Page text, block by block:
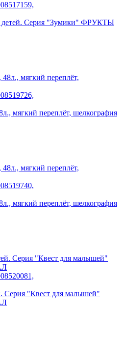
детей. Серия "Зумики" ФРУКТЫ
мягкий переплёт, шелкография
мягкий переплёт, шелкография
Серия "Квест для малышей"